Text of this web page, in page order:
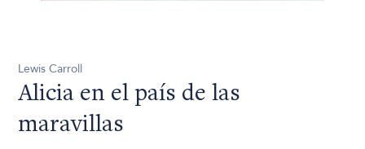
Lewis Carroll
Alicia en el país de las
maravillas